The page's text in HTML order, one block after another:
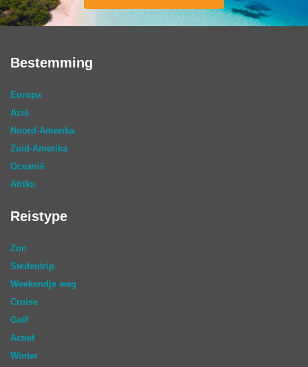
Bestemming
Europa
Azië
Noord-Amerika
Zuid-Amerika
Oceanië
Afrika
Reistype
Zon
Stedentrip
Weekendje weg
Cruise
Golf
Actief
Winter